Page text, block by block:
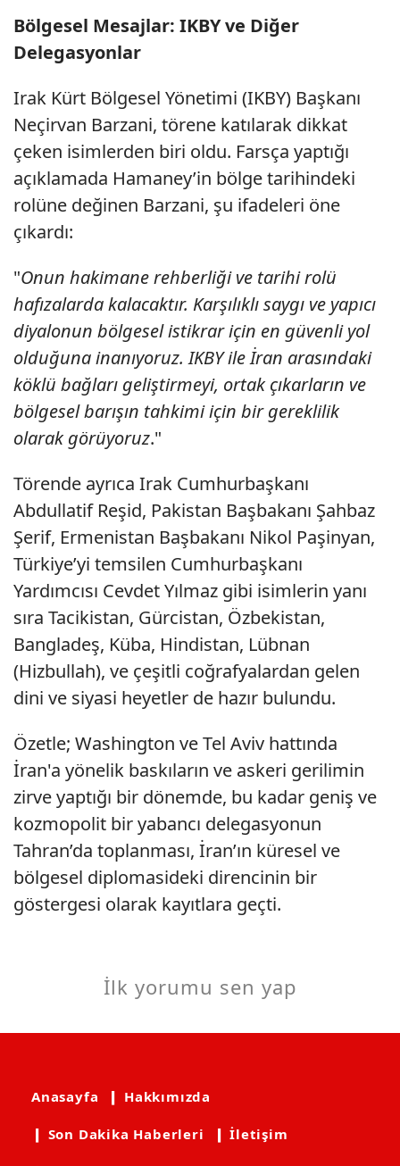
Bölgesel Mesajlar: IKBY ve Diğer
Delegasyonlar
Irak Kürt Bölgesel Yönetimi (IKBY) Başkanı
Neçirvan Barzani, törene katılarak dikkat
çeken isimlerden biri oldu. Farsça yaptığı
açıklamada Hamaney’in bölge tarihindeki
rolüne değinen Barzani, şu ifadeleri öne
çıkardı:
"Onun hakimane rehberliği ve tarihi rolü
hafızalarda kalacaktır. Karşılıklı saygı ve yapıcı
diyalonun bölgesel istikrar için en güvenli yol
olduğuna inanıyoruz. IKBY ile İran arasındaki
köklü bağları geliştirmeyi, ortak çıkarların ve
bölgesel barışın tahkimi için bir gereklilik
olarak görüyoruz."
Törende ayrıca Irak Cumhurbaşkanı
Abdullatif Reşid, Pakistan Başbakanı Şahbaz
Şerif, Ermenistan Başbakanı Nikol Paşinyan,
Türkiye’yi temsilen Cumhurbaşkanı
Yardımcısı Cevdet Yılmaz gibi isimlerin yanı
sıra Tacikistan, Gürcistan, Özbekistan,
Bangladeş, Küba, Hindistan, Lübnan
(Hizbullah), ve çeşitli coğrafyalardan gelen
dini ve siyasi heyetler de hazır bulundu.
Özetle; Washington ve Tel Aviv hattında
İran'a yönelik baskıların ve askeri gerilimin
zirve yaptığı bir dönemde, bu kadar geniş ve
kozmopolit bir yabancı delegasyonun
Tahran’da toplanması, İran’ın küresel ve
bölgesel diplomasideki direncinin bir
göstergesi olarak kayıtlara geçti.
İlk yorumu sen yap
Anasayfa ❙ Hakkımızda
❙ Son Dakika Haberleri ❙ İletişim